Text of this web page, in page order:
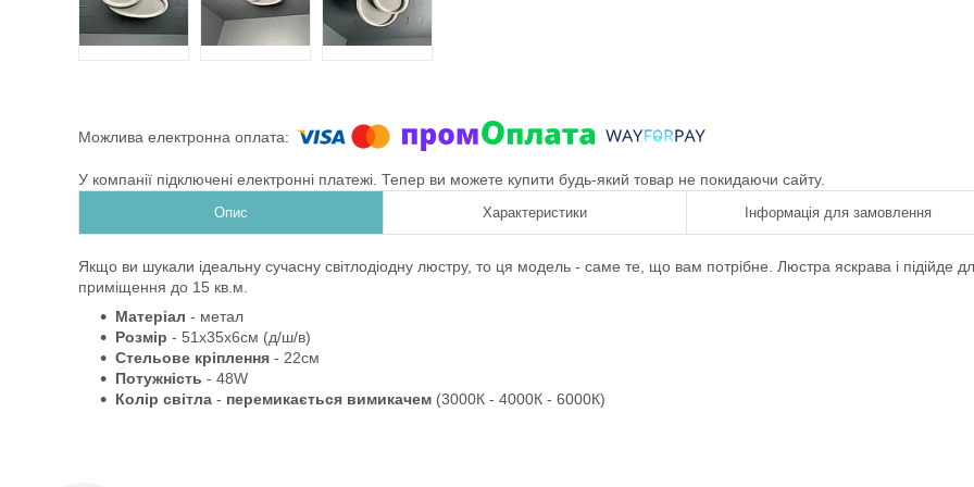
У компанії підключені електронні платежі. Тепер ви можете купити будь-який товар не покидаючи сайту.
Опис Характеристики Інформація для замовлення
Якщо ви шукали ідеальну сучасну світлодіодну люстру, то ця модель - саме те, що вам потрібне. Люстра яскрава і підійде
приміщення до 15 кв.м.
Матеріал - метал
Розмір - 51х35х6см (д/ш/в)
Стельове кріплення - 22см
Потужність - 48W
Колір світла - перемикається вимикачем (3000К - 4000К - 6000К)